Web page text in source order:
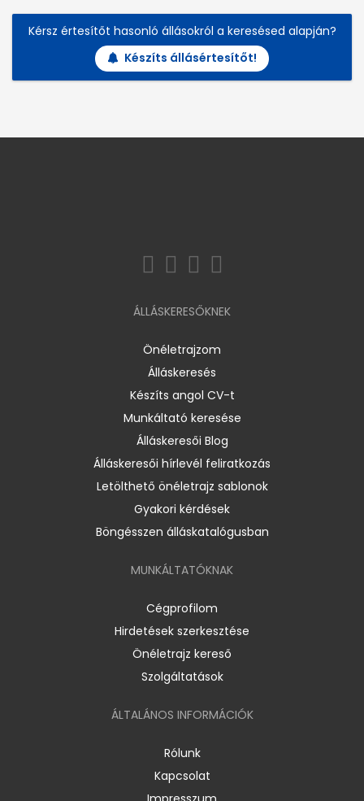
Kérsz értesítőt hasonló állásokról a keresésed alapján?
Készíts állásértesítőt!
ÁLLÁSKERESŐKNEK
Önéletrajzom
Álláskeresés
Készíts angol CV-t
Munkáltató keresése
Álláskeresői Blog
Álláskeresői hírlevél feliratkozás
Letölthető önéletrajz sablonok
Gyakori kérdések
Böngésszen álláskatalógusban
MUNKÁLTATÓKNAK
Cégprofilom
Hirdetések szerkesztése
Önéletrajz kereső
Szolgáltatások
ÁLTALÁNOS INFORMÁCIÓK
Rólunk
Kapcsolat